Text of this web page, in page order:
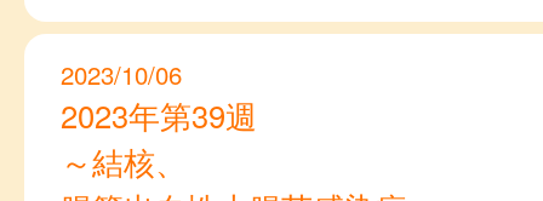
2023/10/06
2023年第39週
～結核、